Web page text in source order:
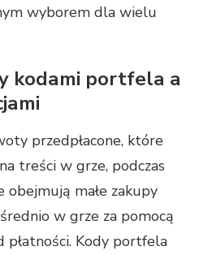
wyborem dla wielu
kodami portfela a
przedpłacone, które
treści w grze, podczas
małe zakupy
w grze za pomocą
płatności. Kody portfela